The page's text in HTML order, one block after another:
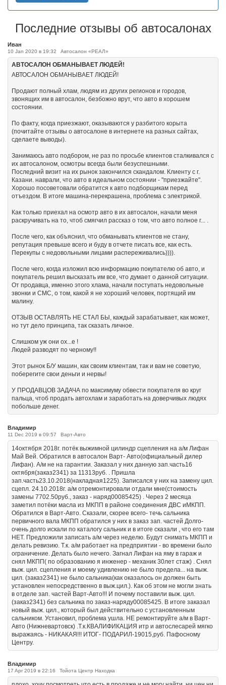
Последние отзывы об автосалонах
Иван
10 Jan 2020 в 19:32 Автосалон «РЕАЛ»
АВТОСАЛОН ОБМАНЫВАЕТ ЛЮДЕЙ!
АВТОСАЛОН ОБМАНЫВАЕТ ЛЮДЕЙ!
Продают полный хлам, людям из других регионов и городов,
звонящих им в автосалон, безбожно врут, что авто в хорошем
состоянии.
По факту, когда приезжают, оказываются у разбитого корыта
(почитайте отзывы о автосалоне в интернете на разных сайтах,
сделаете выводы).
Занимаюсь авто подбором, не раз по просьбе клиентов сталкивался с
их автосалоном, осмотры всегда были безуспешными.
Последний визит на их рынок закончился скандалом. Клиенту с г.
Казани. наврали, что авто в идеальном состоянии - "приезжайте".
Хорошо посоветовали обратится к авто подборщикам перед
отъездом. В итоге машина-перекрашена, проблема с электрикой.
Как только приехал на осмотр авто в их автосалон, начали меня
раскручивать на то, чтоб смягчил рассказ о том, что авто полное г... .
После чего, как объяснил, что обманывать клиентов не стану,
репутация превыше всего и буду в отчете писать все, как есть.
Перекупы с недовольными лицами распереживались)))).
После чего, когда изложил всю информацию покупателю об авто, и
покупатель решил высказать им все, что думает о данной ситуации.
От продавца, именно этого хлама, начали поступать недовольные
звонки и СМС, о том, какой я не хороший человек, портящий им
малину.
ОТЗЫВ ОСТАВЛЯТЬ НЕ СТАЛ БЫ, каждый зарабатывает, как может,
но тут дело принципа, так сказать личное.
Слишком уж они ох...е !
Людей разводят по черному!!
Этот рынок Б/У машин, как своим клиентам, так и вам не советую,
поберегите свои деньги и нервы!
У ПРОДАВЦОВ ЗАДАЧА по максимуму обвести покупателя во круг
пальца, чтоб продать автохлам и заработать на доверчивых людях
побольше денег.
Владимир
11 Dec 2019 в 09:57 Варт-Авто
14октября 2018г. потёк выжимной цилиндр сцепления на а/м Лифан
Май Вей. Обратился в автосалон Варт- Авто(официальный дилер
Лифан). А/м не на гарантии. Заказал у них данную зап.часть16
октября(заказ2341) за 11313руб. . Пришла
зап.часть23.10.2018(накладная1225). Записался у них на замену цил.
сцепл. 24.10.2018г. а/м отремонтировали отдали мне(стоимость
замены 7702.50руб., заказ - наряд00085425) . Через 2 месяца
заметил потёки масла из МКПП в районе соединения ДВС иМКПП.
Обратился в Варт-Авто. Сказали, скорее всего- течь сальника
первичного вала МКПП обратился у них в заказ зап. частей Долго-
очень долго искали по каталогу сальник и в итоге сказали , что его там
НЕТ. Предложили записать а/м через неделю. Будут снимать МКПП и
делать ревизию. Т.к. а/м работает на предприятии - во времени было
ограничение. Делать было нечего. Загнал Лифан на яму в гараж и
снял МКПП( по образованию я инженер - механик 30лет стаж) . Снял
выж. цил. сцепления и моему удивлению не было предела... на выж.
цил. (заказ2341) не было сальника(как оказалось он должен быть
установлен непосредственно в выж.цил.). Как об этом не могли знать
в отделе зап. частей Варт-Авто!!! И почему поставили выж. цил.
(заказ2341) без сальника по заказ-наряду00085425. В итоге заказал
новый выж. цил., который был действительно с установленным
сальником. Установил, проблема ушла. НЕ ремонтируйте а/м в Варт-
Авто (Нижневартовск) .Т.к.КВАЛИФИКАЦИЯ итр и автослесарей мягко
выражаясь - НИКАКАЯ!!! ИТОГ- ПОДАРИЛ-19015,руб. Пафосному
Центру.
Владимир
17 Apr 2019 в 22:16 Тойота Центр Находка